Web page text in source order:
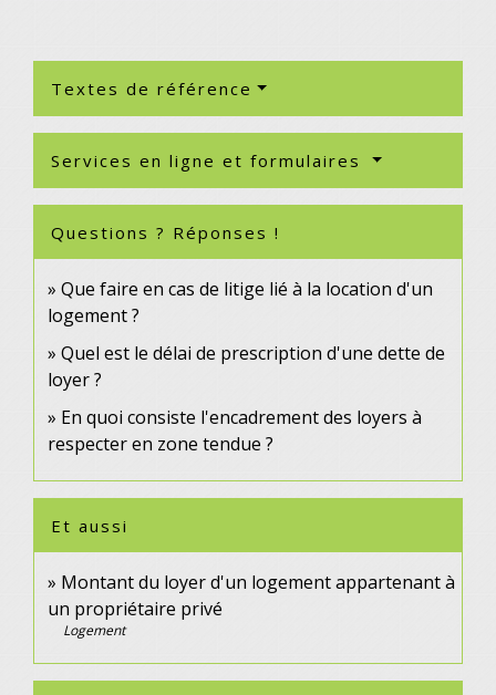
Textes de référence
Services en ligne et formulaires
Questions ? Réponses !
Que faire en cas de litige lié à la location d'un
logement ?
Quel est le délai de prescription d'une dette de
loyer ?
En quoi consiste l'encadrement des loyers à
respecter en zone tendue ?
Et aussi
Montant du loyer d'un logement appartenant à
un propriétaire privé
Logement